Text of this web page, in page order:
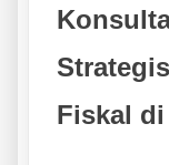
Fiskal